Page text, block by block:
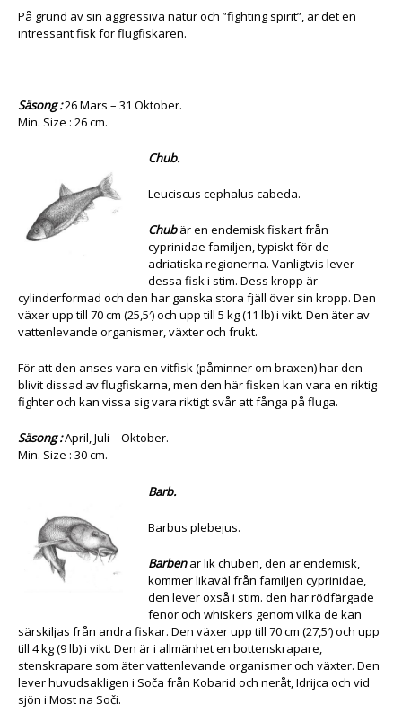
På grund av sin aggressiva natur och ”fighting spirit”, är det en
intressant fisk för flugfiskaren.
Säsong :26 Mars – 31 Oktober.
Min. Size : 26 cm.
Chub.
Leuciscus cephalus cabeda.
Chubär en endemisk fiskart från
cyprinidae familjen, typiskt för de
adriatiska regionerna. Vanligtvis lever
dessa fisk i stim. Dess kropp är
cylinderformad och den har ganska stora fjäll över sin kropp. Den
växer upp till 70 cm (25,5′) och upp till 5 kg (11 lb) i vikt. Den äter av
vattenlevande organismer, växter och frukt.
För att den anses vara en vitfisk (påminner om braxen) har den
blivit dissad av flugfiskarna, men den här fisken kan vara en riktig
fighter och kan vissa sig vara riktigt svår att fånga på fluga.
Säsong :April, Juli – Oktober.
Min. Size : 30 cm.
Barb.
Barbus plebejus.
Barbenär lik chuben, den är endemisk,
kommer likaväl från familjen cyprinidae,
den lever oxså i stim. den har rödfärgade
fenor och whiskers genom vilka de kan
särskiljas från andra fiskar. Den växer upp till 70 cm (27,5′) och upp
till 4 kg (9 lb) i vikt. Den är i allmänhet en bottenskrapare,
stenskrapare som äter vattenlevande organismer och växter. Den
lever huvudsakligen i Soča från Kobarid och neråt, Idrijca och vid
sjön i Most na Soči.